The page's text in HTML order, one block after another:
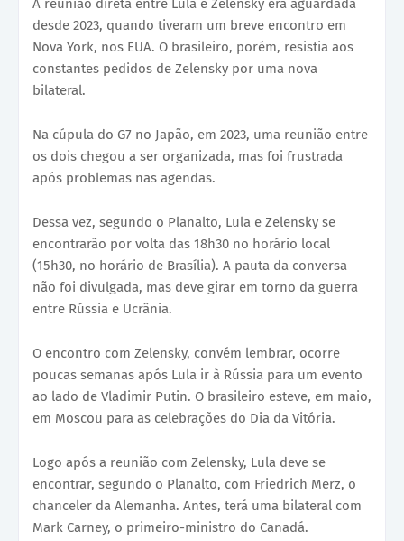
A reunião direta entre Lula e Zelensky era aguardada
desde 2023, quando tiveram um breve encontro em
Nova York, nos EUA. O brasileiro, porém, resistia aos
constantes pedidos de Zelensky por uma nova
bilateral.
Na cúpula do G7 no Japão, em 2023, uma reunião entre
os dois chegou a ser organizada, mas foi frustrada
após problemas nas agendas.
Dessa vez, segundo o Planalto, Lula e Zelensky se
encontrarão por volta das 18h30 no horário local
(15h30, no horário de Brasília). A pauta da conversa
não foi divulgada, mas deve girar em torno da guerra
entre Rússia e Ucrânia.
O encontro com Zelensky, convém lembrar, ocorre
poucas semanas após Lula ir à Rússia para um evento
ao lado de Vladimir Putin. O brasileiro esteve, em maio,
em Moscou para as celebrações do Dia da Vitória.
Logo após a reunião com Zelensky, Lula deve se
encontrar, segundo o Planalto, com Friedrich Merz, o
chanceler da Alemanha. Antes, terá uma bilateral com
Mark Carney, o primeiro-ministro do Canadá.